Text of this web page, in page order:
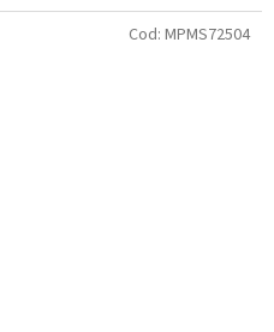
Cod: MPMS72504